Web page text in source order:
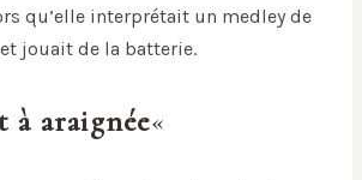
qu’elle interprétait un medley de
jouait de la batterie.
à araignée«